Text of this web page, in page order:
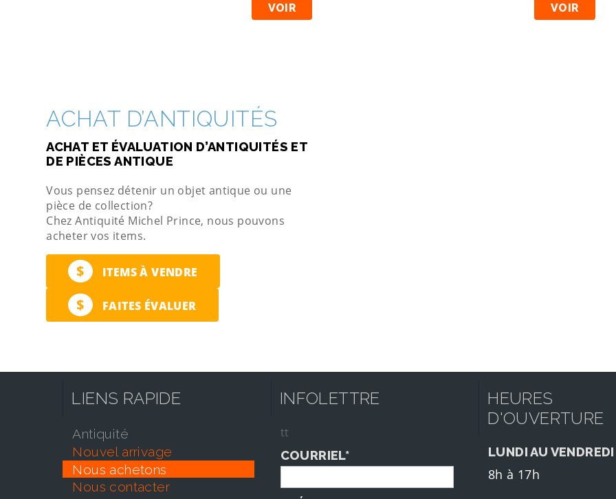
VOIR VOIR
ACHAT D’ANTIQUITÉS
ACHAT ET ÉVALUATION D’ANTIQUITÉS ET
DE PIÈCES ANTIQUE
Vous pensez détenir un objet antique ou une
pièce de collection?
Chez Antiquité Michel Prince, nous pouvons
acheter vos items.
$ ITEMS À VENDRE
$ FAITES ÉVALUER
LIENS RAPIDE
antiquité
nouvel arrivage
nous achetons
nous contacter
INFOLETTRE
tt
COURRIEL*
HEURES
D'OUVERTURE
LUNDI AU VENDREDI
8h à 17h